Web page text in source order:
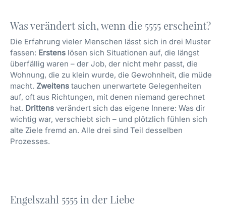
Was verändert sich, wenn die 5555 erscheint?
Die Erfahrung vieler Menschen lässt sich in drei Muster
fassen: Erstens lösen sich Situationen auf, die längst
überfällig waren – der Job, der nicht mehr passt, die
Wohnung, die zu klein wurde, die Gewohnheit, die müde
macht. Zweitens tauchen unerwartete Gelegenheiten
auf, oft aus Richtungen, mit denen niemand gerechnet
hat. Drittens verändert sich das eigene Innere: Was dir
wichtig war, verschiebt sich – und plötzlich fühlen sich
alte Ziele fremd an. Alle drei sind Teil desselben
Prozesses.
Engelszahl 5555 in der Liebe